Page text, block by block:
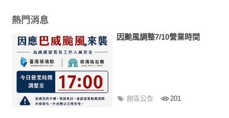
熱門消息
因颱風調整7/10營業時間
館區公告 201